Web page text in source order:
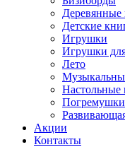
Деревянные
Детские
Игрушки
Игрушки
Лето
Настольные
Акции
Контакты